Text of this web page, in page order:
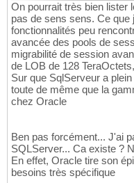
On pourrait très bien lister
pas de sens sens. Ce
fonctionnalités peu
avancée des pools de
migrabilité de session
de LOB de 128
Sur que SqlServeur a
toute de même que la
chez Oracle
Ben pas forcément... J'ai
SQLServer... Ca existe ?
En effet, Oracle tire son
besoins très spécifique